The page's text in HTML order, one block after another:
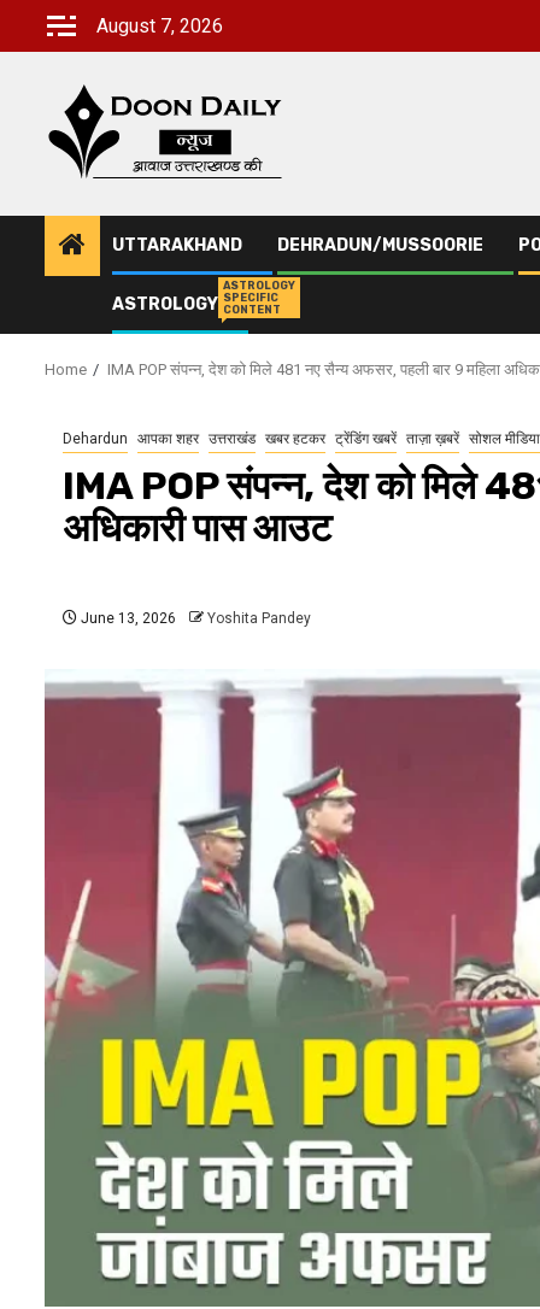
August 7, 2026
UTTARAKHAND DEHRADUN/MUSSOORIE
ASTROLOGY
ASTROLOGY
SPECIFIC
CONTENT
Home IMA POP संपन्न, देश को मिले 481 नए सैन्य अफसर, पहली बार 9 महिला
Dehardun आपका शहर उत्तराखंड खबर हटकर ट्रेंडिंग खबरें ताज़ा ख़बरें सोशल
IMA POP संपन्न, देश को मिले
अधिकारी पास आउट
June 13, 2026 Yoshita Pandey